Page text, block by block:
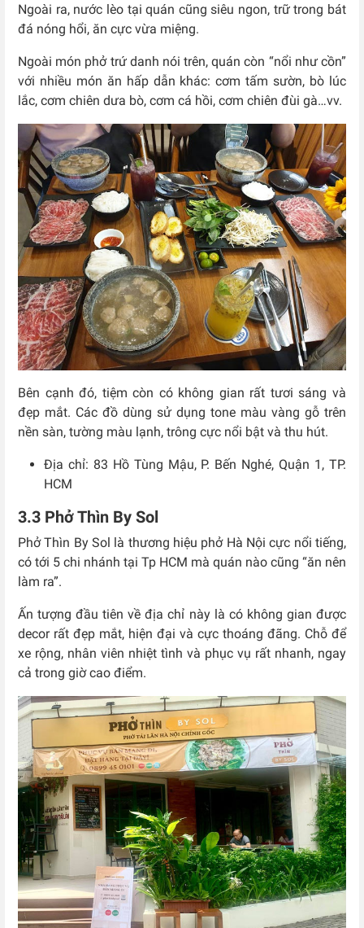
Ngoài ra, nước lèo tại quán cũng siêu ngon, trữ trong bát
đá nóng hổi, ăn cực vừa miệng.
Ngoài món phở trứ danh nói trên, quán còn “nổi như cồn”
với nhiều món ăn hấp dẫn khác: cơm tấm sườn, bò lúc
lắc, cơm chiên dưa bò, cơm cá hồi, cơm chiên đùi gà…vv.
Bên cạnh đó, tiệm còn có không gian rất tươi sáng và
đẹp mắt. Các đồ dùng sử dụng tone màu vàng gỗ trên
nền sàn, tường màu lạnh, trông cực nổi bật và thu hút.
Địa chỉ: 83 Hồ Tùng Mậu, P. Bến Nghé, Quận 1, TP.
HCM
3.3 Phở Thìn By Sol
Phở Thìn By Sol là thương hiệu phở Hà Nội cực nổi tiếng,
có tới 5 chi nhánh tại Tp HCM mà quán nào cũng “ăn nên
làm ra”.
Ấn tượng đầu tiên về địa chỉ này là có không gian được
decor rất đẹp mắt, hiện đại và cực thoáng đãng. Chỗ để
xe rộng, nhân viên nhiệt tình và phục vụ rất nhanh, ngay
cả trong giờ cao điểm.